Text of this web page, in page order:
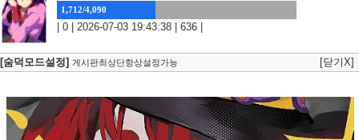
1,712/4,090
| 0 | 2026-07-03 19:43:38 | 636 |
[숨덕모드설정] 게시판최상단항상설정가능 [닫기X]